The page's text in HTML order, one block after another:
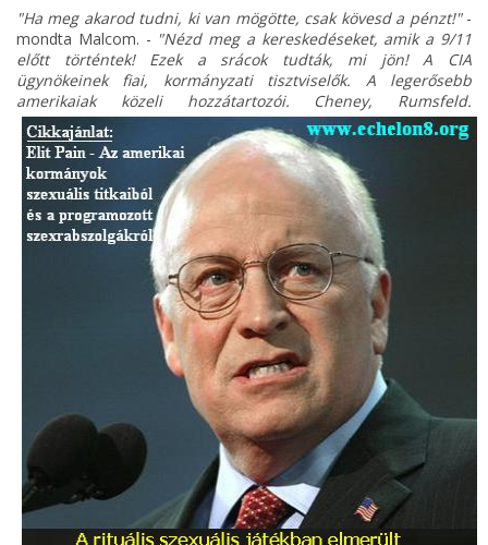
"Ha meg akarod tudni, ki van mögötte, csak kövesd a pénzt!"-
mondta Malcom. - "Nézd meg a kereskedéseket, amik a 9/11
előtt történtek! Ezek a srácok tudták, mi jön! A CIA
ügynökeinek fiai, kormányzati tisztviselők. A legerősebb
amerikaiak közeli hozzátartozói. Cheney, Rumsfeld.